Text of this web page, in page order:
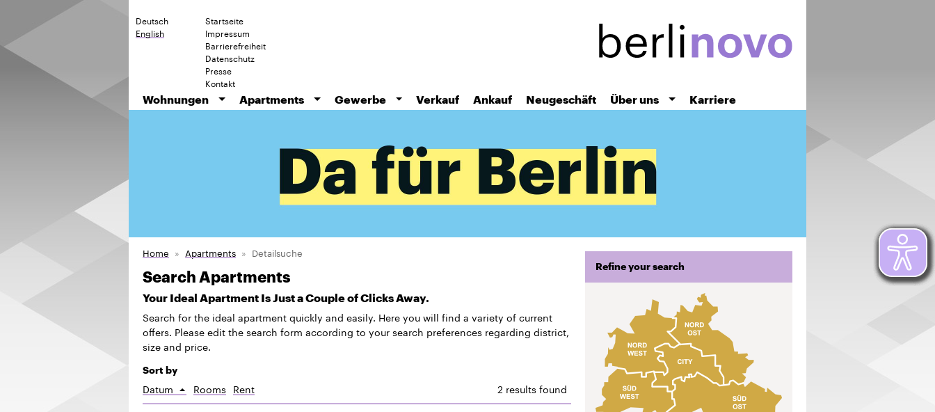
Deutsch
English
Startseite
Impressum
Barrierefreiheit
Datenschutz
Presse
Kontakt
Wohnungen
Apartments Gewerbe Verkauf Ankauf Neugeschäft Über uns Karriere
Refine your search
Home Apartments Detailsuche
Search Apartments
Your Ideal Apartment Is Just a Couple of Clicks Away.
Search for the ideal apartment quickly and easily. Here you will find a variety of current
offers. Please edit the search form according to your search preferences regarding district,
size and price.
Sort by
Datum Sort
ascending
Rooms Rent 2 results found